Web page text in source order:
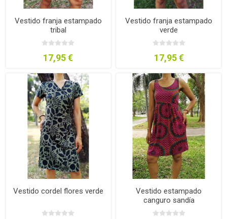
Vestido franja estampado
tribal
17,95 €
Vestido franja estampado
verde
17,95 €
Vestido cordel flores verde
Vestido estampado
canguro sandía